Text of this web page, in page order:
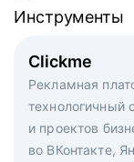
Clickme
Рекламная
технологичный
и проектов
во ВКонтакте,
Инструменты
Вакансия дня
Рекламный
hh.ru.
Инструменты
Массовый
кандидатов и
маркетологи,
hh.ru с целым
Инструменты